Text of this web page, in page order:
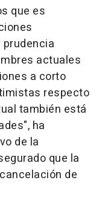
que es
actuales
a corto
respecto
también está
ha
de la
que la
de